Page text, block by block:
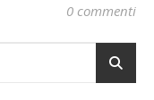
0 commenti